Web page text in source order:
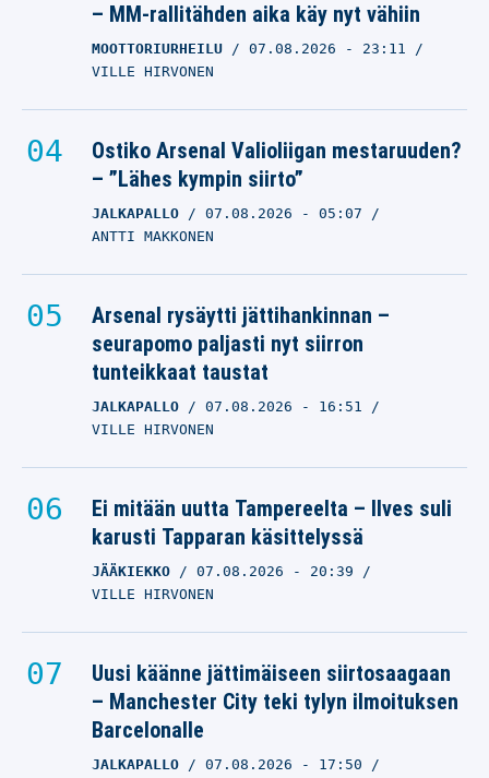
– MM-rallitähden aika käy nyt vähiin
MOOTTORIURHEILU 07.08.2026 - 23:11
VILLE HIRVONEN
Ostiko Arsenal Valioliigan mestaruuden?
– ”Lähes kympin siirto”
JALKAPALLO 07.08.2026 - 05:07
ANTTI MAKKONEN
Arsenal rysäytti jättihankinnan –
seurapomo paljasti nyt siirron
tunteikkaat taustat
JALKAPALLO 07.08.2026 - 16:51
VILLE HIRVONEN
Ei mitään uutta Tampereelta – Ilves suli
karusti Tapparan käsittelyssä
JÄÄKIEKKO 07.08.2026 - 20:39
VILLE HIRVONEN
Uusi käänne jättimäiseen siirtosaagaan
– Manchester City teki tylyn ilmoituksen
Barcelonalle
JALKAPALLO 07.08.2026 - 17:50